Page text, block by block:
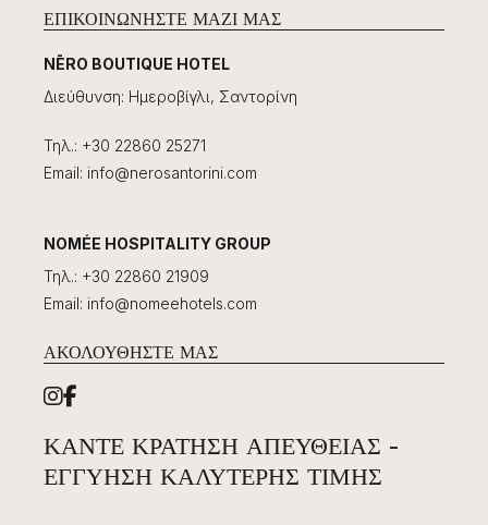
ΕΠΙΚΟΙΝΩΝΉΣΤΕ ΜΑΖΊ ΜΑΣ
NĒRO BOUTIQUE HOTEL
Διεύθυνση: Ημεροβίγλι, Σαντορίνη
Τηλ.: +30 22860 25271
Email: info@nerosantorini.com
NOMÉE HOSPITALITY GROUP
Τηλ.: +30 22860 21909
Email: info@nomeehotels.com
ΑΚΟΛΟΥΘΉΣΤΕ ΜΑΣ
ΚΆΝΤΕ ΚΡΆΤΗΣΗ ΑΠΕΥΘΕΊΑΣ -
ΕΓΓΎΗΣΗ ΚΑΛΎΤΕΡΗΣ ΤΙΜΉΣ